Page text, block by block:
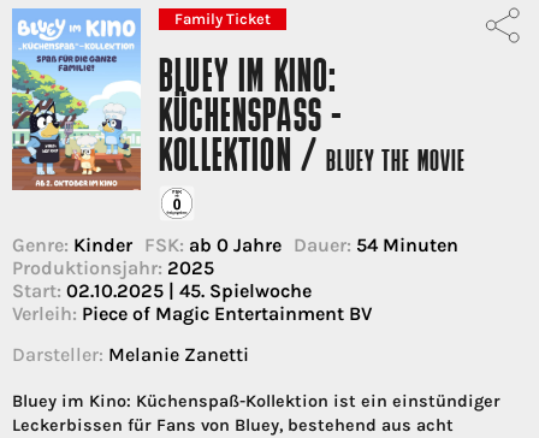
Family Ticket
BLUEY IM KINO:
KÜCHENSPASS - K
OLLEKTION / BLUEY THE MOVIE
Genre: Kinder FSK: ab 0 Jahre Dauer: 54 Minuten
Produktionsjahr: 2025
Start: 02.10.2025 | 45. Spielwoche
Verleih: Piece of Magic Entertainment BV
Darsteller: Melanie Zanetti
Bluey im Kino: Küchenspaß-Kollektion ist ein einstündiger
Leckerbissen für Fans von Bluey, bestehend aus acht